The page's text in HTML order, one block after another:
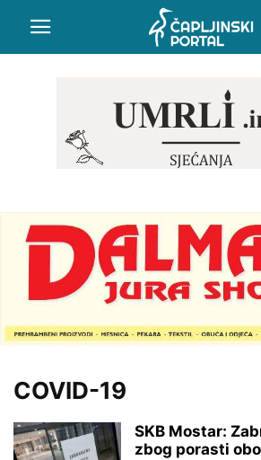
COVID-19
SKB Mostar:
zbog porasti